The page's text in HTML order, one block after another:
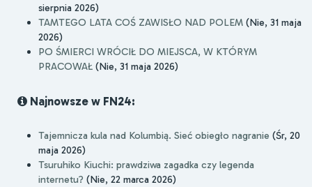
sierpnia 2026)
TAMTEGO LATA COŚ ZAWISŁO NAD POLEM (Nie, 31 maja
2026)
PO ŚMIERCI WRÓCIŁ DO MIEJSCA, W KTÓRYM
PRACOWAŁ (Nie, 31 maja 2026)
Najnowsze w FN24:
Tajemnicza kula nad Kolumbią. Sieć obiegło nagranie (Śr, 20
maja 2026)
Tsuruhiko Kiuchi: prawdziwa zagadka czy legenda
internetu? (Nie, 22 marca 2026)